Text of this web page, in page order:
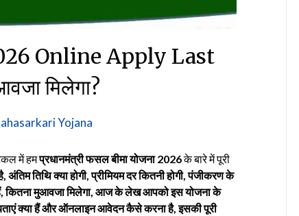
Online Apply Last
मिलेगा?
Yojana
में हमप्रधानमंत्री फसल बीमा योजना 2026के बारे में पूरी
तिथि क्या होगी, प्रीमियम दर कितनी होगी, पंजीकरण के
कितना मुआवजा मिलेगा, आज के लेख आपको इस योजना के
क्या हैं और ऑनलाइन आवेदन कैसे करना है, इसकी पूरी